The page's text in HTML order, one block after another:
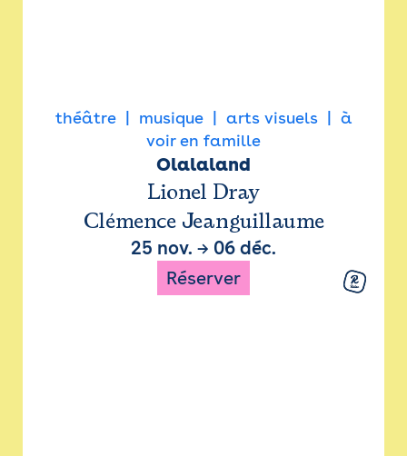
théâtre musique arts visuels
à
voir en famille
Olalaland
Lionel Dray
Clémence Jeanguillaume
25 nov. → 06 déc.
Réserver